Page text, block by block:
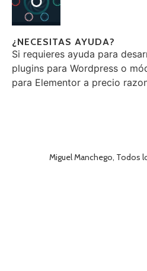
¿NECESITAS AYUDA?
Si requieres ayuda para
plugins para Wordpress o
para Elementor a precio
Miguel Manchego, Todos